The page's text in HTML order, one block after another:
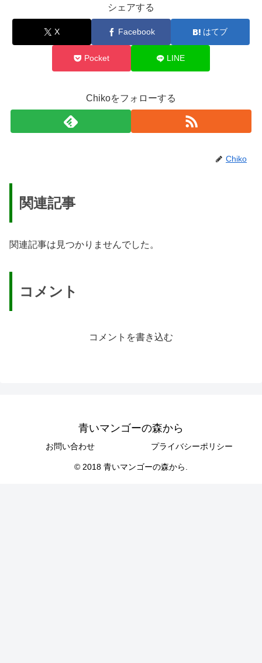
シェアする
X Facebook はてブ
Pocket LINE
Chikoをフォローする
Chiko
関連記事
関連記事は見つかりませんでした。
コメント
コメントを書き込む
青いマンゴーの森から
お問い合わせ プライバシーポリシー
© 2018 青いマンゴーの森から.